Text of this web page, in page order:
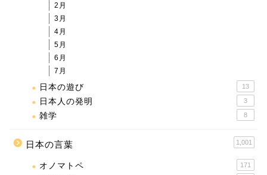
2月
3月
4月
5月
6月
7月
日本の遊び 13
日本人の発明 3
雑学 8
日本の言葉 1,001
オノマトペ 171